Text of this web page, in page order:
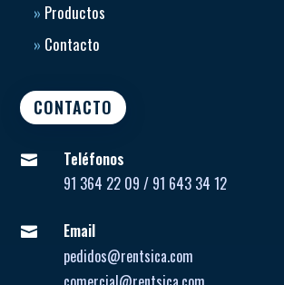
» Productos
» Contacto
CONTACTO

Teléfonos
91 364 22 09 / 91 643 34 12

Email
pedidos@rentsica.com